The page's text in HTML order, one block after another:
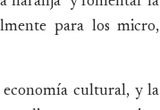
para los micro,
economía cultural, y la